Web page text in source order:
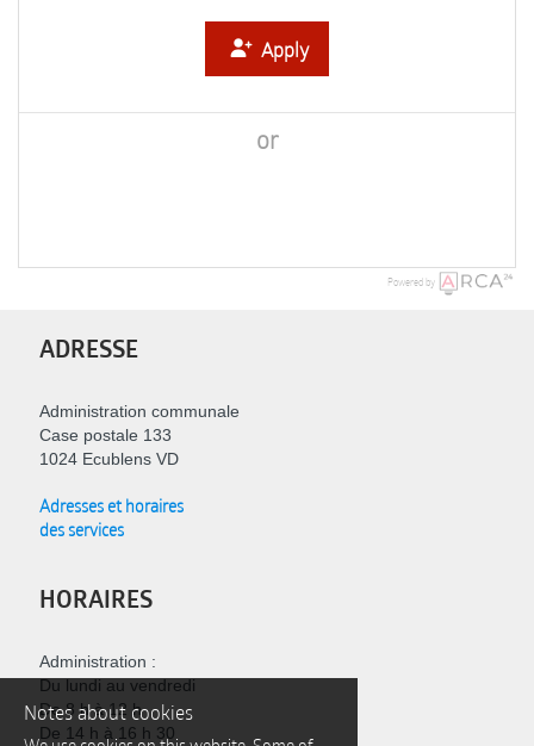
Apply
or
Powered by
ADRESSE
Administration communale
Case postale 133
1024 Ecublens VD
Adresses et horaires
des services
HORAIRES
Administration :
Du lundi au vendredi
De 8 h à 12 h
De 14 h à 16 h 30
Notes about cookies